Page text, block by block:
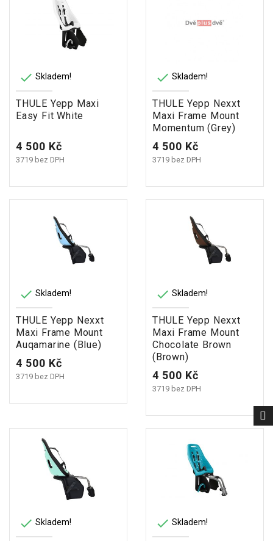
 Skladem!
THULE Yepp Maxi
Easy Fit White
Cena
4 500 Kč
3719 bez DPH
 Skladem!
THULE Yepp Nexxt
Maxi Frame Mount
Momentum (Grey)
Cena
4 500 Kč
3719 bez DPH
 Skladem!
THULE Yepp Nexxt
Maxi Frame Mount
Auqamarine (Blue)
Cena
4 500 Kč
3719 bez DPH
 Skladem!
THULE Yepp Nexxt
Maxi Frame Mount
Chocolate Brown
(Brown)
Cena
4 500 Kč
3719 bez DPH
 Skladem!  Skladem!